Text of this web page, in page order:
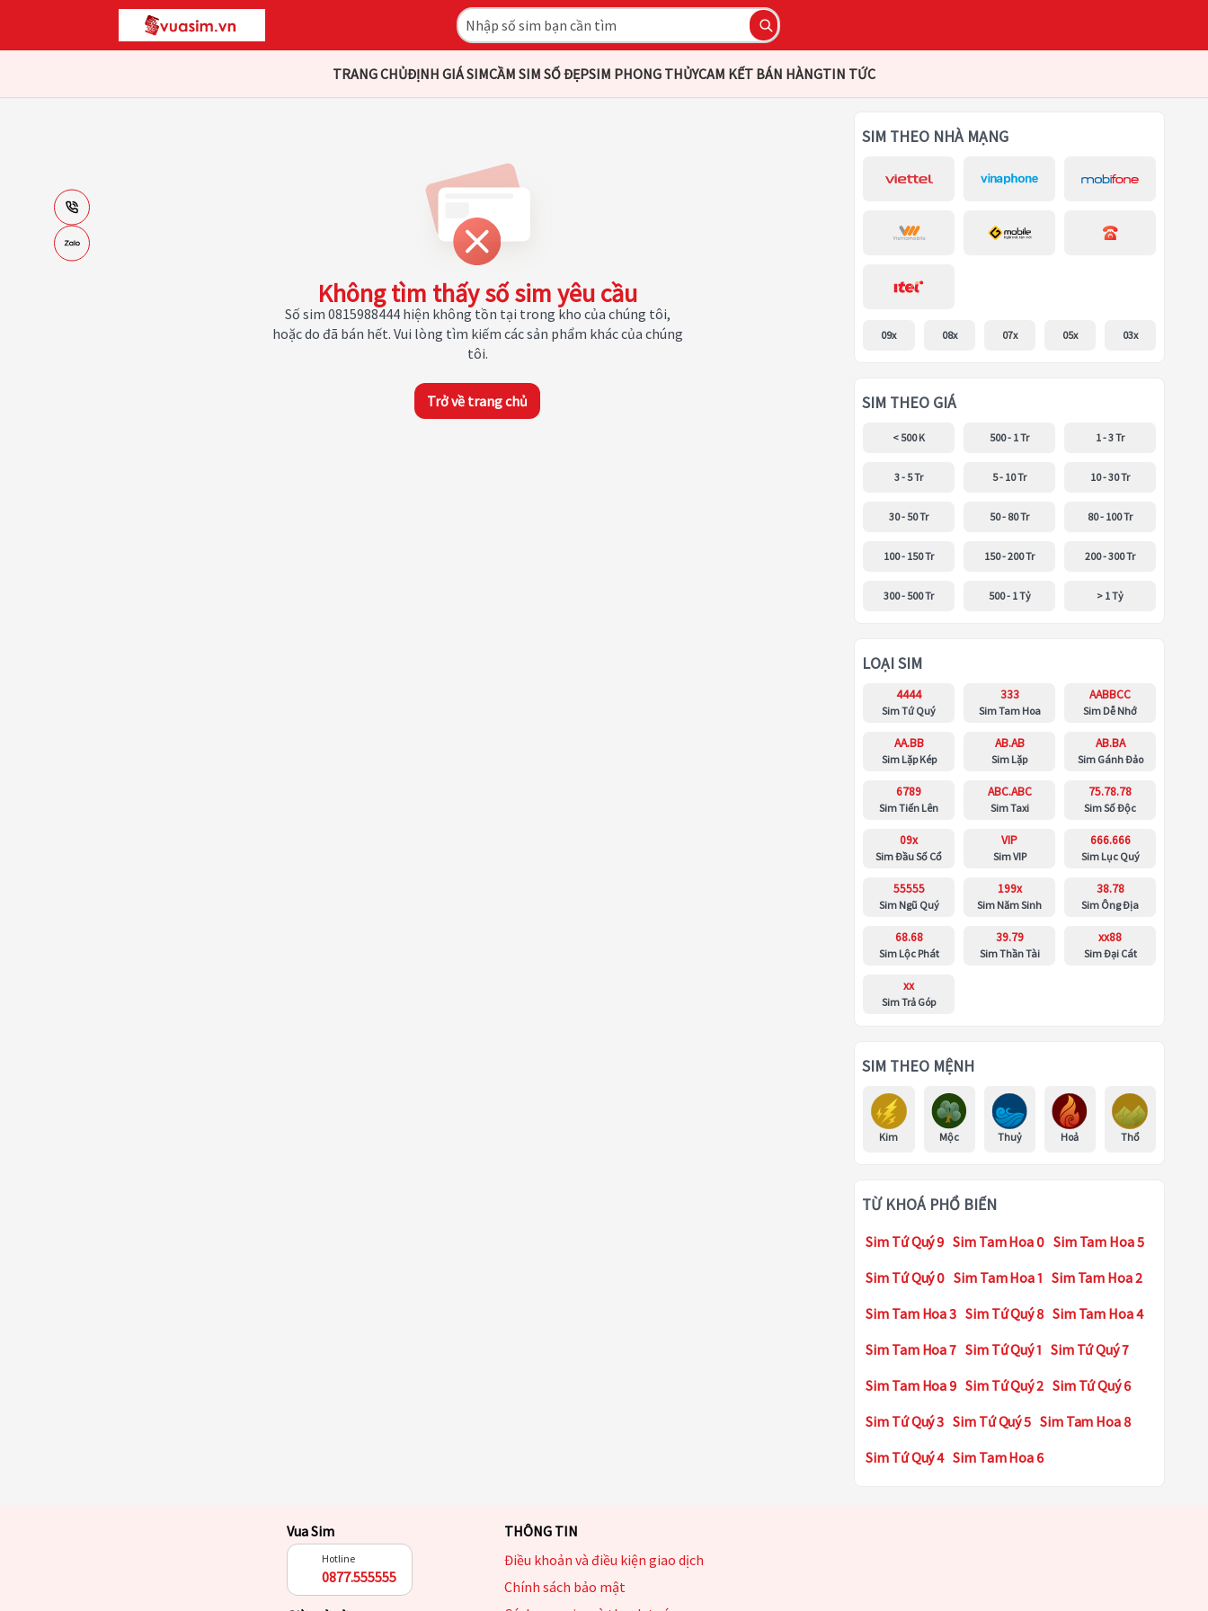
TRANG CHỦĐỊNH GIÁ SIMCẦM SIM SỐ ĐẸPSIM PHONG THỦYCAM KẾT BÁN HÀNGTIN TỨC
Không tìm thấy số sim yêu cầu
Số sim 0815988444 hiện không tồn tại trong kho của chúng tôi,
hoặc do đã bán hết. Vui lòng tìm kiếm các sản phẩm khác của chúng
tôi.
Trở về trang chủ
SIM THEO NHÀ MẠNG
09x 08x 07x 05x 03x
SIM THEO GIÁ
< 500 K 500 - 1 Tr 1 - 3 Tr
3 - 5 Tr 5 - 10 Tr 10 - 30 Tr
30 - 50 Tr 50 - 80 Tr 80 - 100 Tr
100 - 150 Tr 150 - 200 Tr 200 - 300 Tr
300 - 500 Tr 500 - 1 Tỷ > 1 Tỷ
LOẠI SIM
4444
Sim Tứ Quý
333
Sim Tam Hoa
AABBCC
Sim Dễ Nhớ
AA.BB
Sim Lặp Kép
AB.AB
Sim Lặp
AB.BA
Sim Gánh Đảo
6789
Sim Tiến Lên
ABC.ABC
Sim Taxi
75.78.78
Sim Số Độc
09x
Sim Đầu Số Cổ
VIP
Sim VIP
666.666
Sim Lục Quý
55555
Sim Ngũ Quý
199x
Sim Năm Sinh
38.78
Sim Ông Địa
68.68
Sim Lộc Phát
39.79
Sim Thần Tài
xx88
Sim Đại Cát
xx
Sim Trả Góp
SIM THEO MỆNH
Kim Mộc Thuỷ Hoả Thổ
TỪ KHOÁ PHỔ BIẾN
Sim Tứ Quý 9 Sim Tam Hoa 0 Sim Tam Hoa 5
Sim Tứ Quý 0 Sim Tam Hoa 1 Sim Tam Hoa 2
Sim Tam Hoa 3 Sim Tứ Quý 8 Sim Tam Hoa 4
Sim Tam Hoa 7 Sim Tứ Quý 1 Sim Tứ Quý 7
Sim Tam Hoa 9 Sim Tứ Quý 2 Sim Tứ Quý 6
Sim Tứ Quý 3 Sim Tứ Quý 5 Sim Tam Hoa 8
Sim Tứ Quý 4 Sim Tam Hoa 6
Vua Sim
Hotline
0877.555555
THÔNG TIN
Điều khoản và điều kiện giao dịch
Chính sách bảo mật